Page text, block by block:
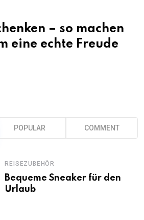
– so machen
eine echte Freude
POPULAR COMMENT
REISEZUBEHÖR
Bequeme Sneaker für den
Urlaub